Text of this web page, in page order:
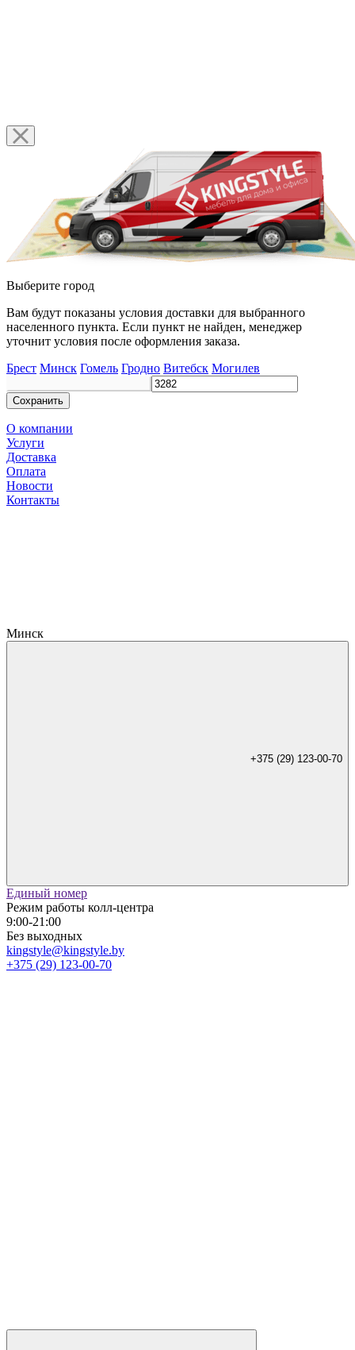
Выберите город
Вам будут показаны условия доставки для выбранного
населенного пункта. Если пункт не найден, менеджер
уточнит условия после оформления заказа.
Брест Минск Гомель Гродно Витебск Могилев
Сохранить
О компании
Услуги
Доставка
Оплата
Новости
Контакты
Минск
+375 (29) 123-00-70
Единый номер
Режим работы колл-центра
9:00-21:00
Без выходных
kingstyle@kingstyle.by
+375 (29) 123-00-70